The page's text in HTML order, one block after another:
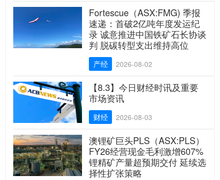
Fortescue（ASX:FMG) 季报
速递：首破2亿吨年度发运纪
录 诚意推进中国铁矿石长协谈
判 脱碳转型支出维持高位
产经 2026-08-02
【8.3】今日财经时讯及重要
市场资讯
财经 2026-08-03
澳锂矿巨头PLS（ASX:PLS）
FY26经营现金毛利激增607%
锂精矿产量超预期交付 延续选
择性扩张策略